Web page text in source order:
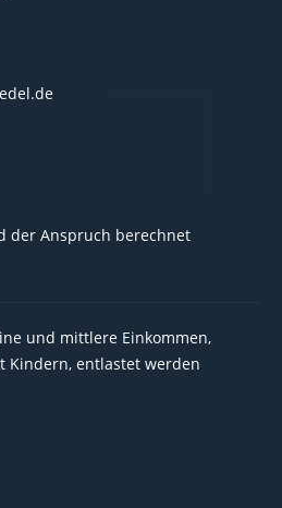
der Anspruch berechnet
und mittlere Einkommen,
Kindern, entlastet werden